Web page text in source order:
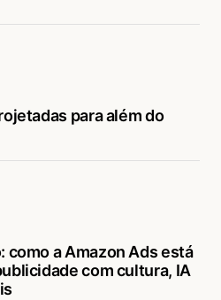
para além do
como a Amazon Ads está
com cultura, IA